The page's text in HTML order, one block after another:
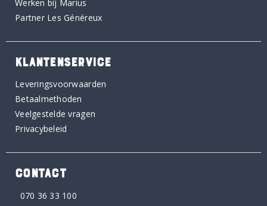
Werken bij Marius
Partner Les Généreux
KLANTENSERVICE
Leveringsvoorwaarden
Betaalmethoden
Veelgestelde vragen
Privacybeleid
CONTACT
070 36 33 100